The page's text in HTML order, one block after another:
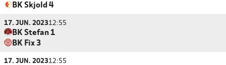
BK Skjold 4
17. JUN. 202312:55
BK Stefan 1
BK Fix 3
17. JUN. 202312:55